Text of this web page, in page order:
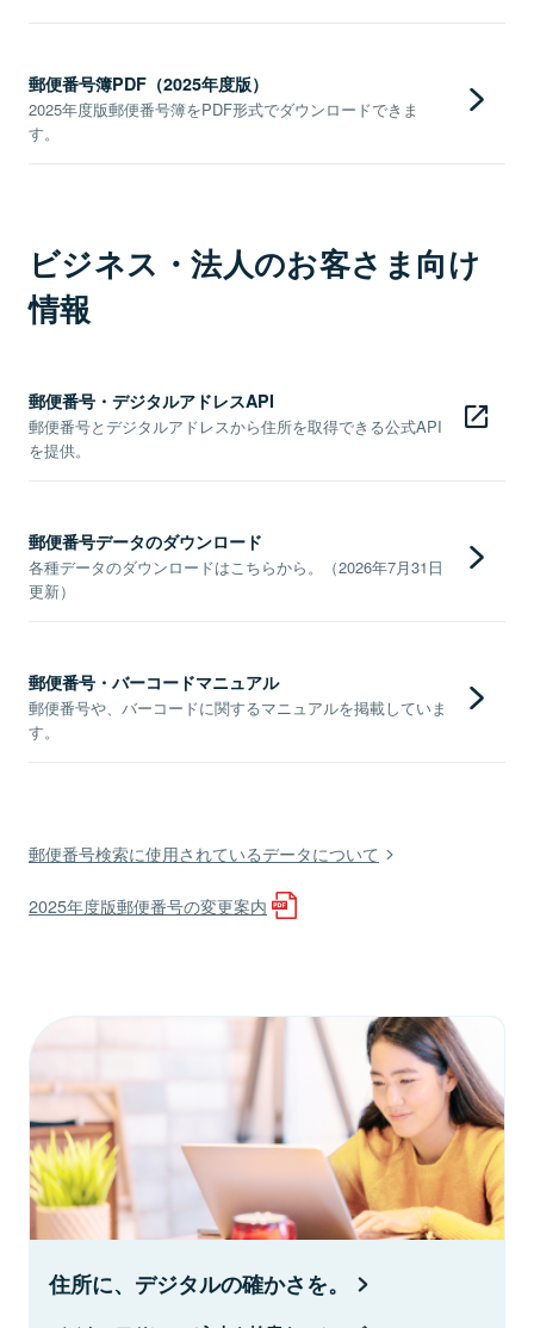
郵便番号簿PDF（2025年度版）
2025年度版郵便番号簿をPDF形式でダウンロードできま
す。
ビジネス・法人のお客さま向け
情報
郵便番号・デジタルアドレスAPI
郵便番号とデジタルアドレスから住所を取得できる公式API
を提供。
郵便番号データのダウンロード
各種データのダウンロードはこちらから。（2026年7月31日
更新）
郵便番号・バーコードマニュアル
郵便番号や、バーコードに関するマニュアルを掲載していま
す。
郵便番号検索に使用されているデータについて
2025年度版郵便番号の変更案内
住所に、デジタルの確かさを。